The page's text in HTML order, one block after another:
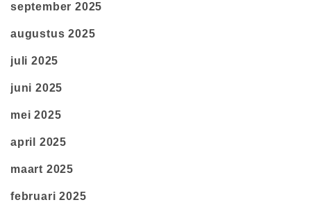
september 2025
augustus 2025
juli 2025
juni 2025
mei 2025
april 2025
maart 2025
februari 2025